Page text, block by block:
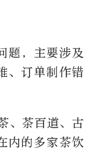
题，主要涉及
、订单制作错
、茶百道、古
内的多家茶饮